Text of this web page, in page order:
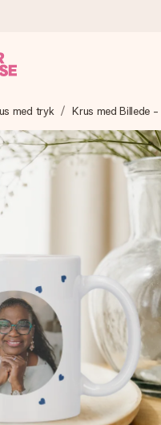
den lynhurtigt – så
tidspunkt, når den
hendes navn, et
lige i hendes hjerte.
masse kærlighed i
med tryk Krus med Billede